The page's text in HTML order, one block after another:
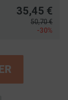
35,45 €
50,70 €
-30%